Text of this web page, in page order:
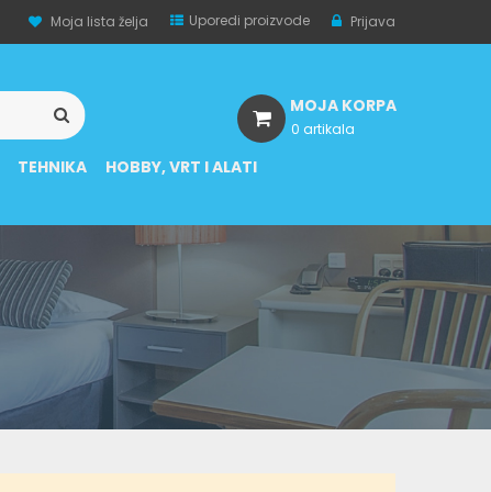
Moja lista želja Uporedi proizvode Prijava
TEHNIKA HOBBY, VRT I ALATI
MOJA KORPA
0 artikala